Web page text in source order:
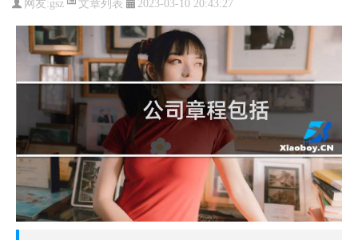
网友:gsz 2023-03-10 20:43:27